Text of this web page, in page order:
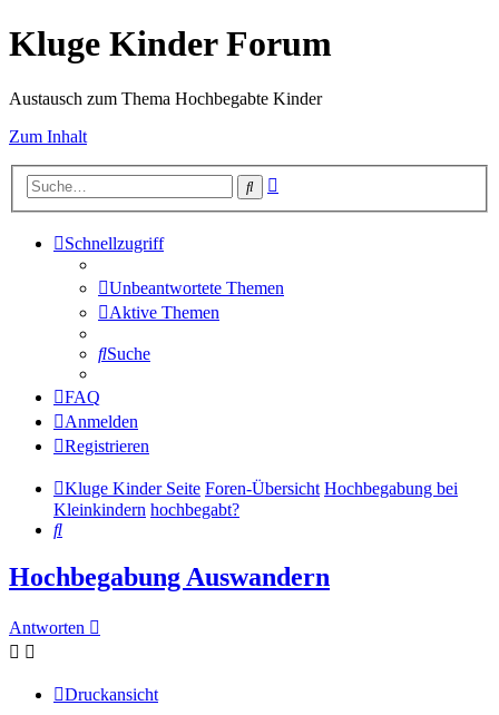
Kluge Kinder Forum
Austausch zum Thema Hochbegabte Kinder
Zum Inhalt
Suche
Schnellzugriff
Unbeantwortete Themen
Aktive Themen
Suche
FAQ
Anmelden
Registrieren
Kluge Kinder Seite Foren-Übersicht Hochbegabung bei
Kleinkindern hochbegabt?
Suche
Hochbegabung Auswandern
Antworten
Druckansicht